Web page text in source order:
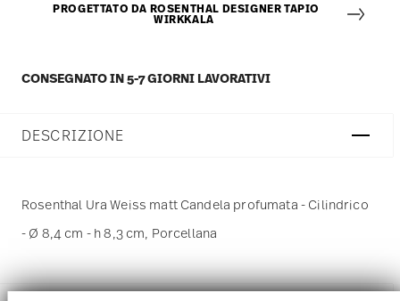
PROGETTATO DA ROSENTHAL DESIGNER TAPIO
WIRKKALA
CONSEGNATO IN 5-7 GIORNI LAVORATIVI
DESCRIZIONE
Rosenthal Ura Weiss matt Candela profumata - Cilindrico
- Ø 8,4 cm - h 8,3 cm, Porcellana